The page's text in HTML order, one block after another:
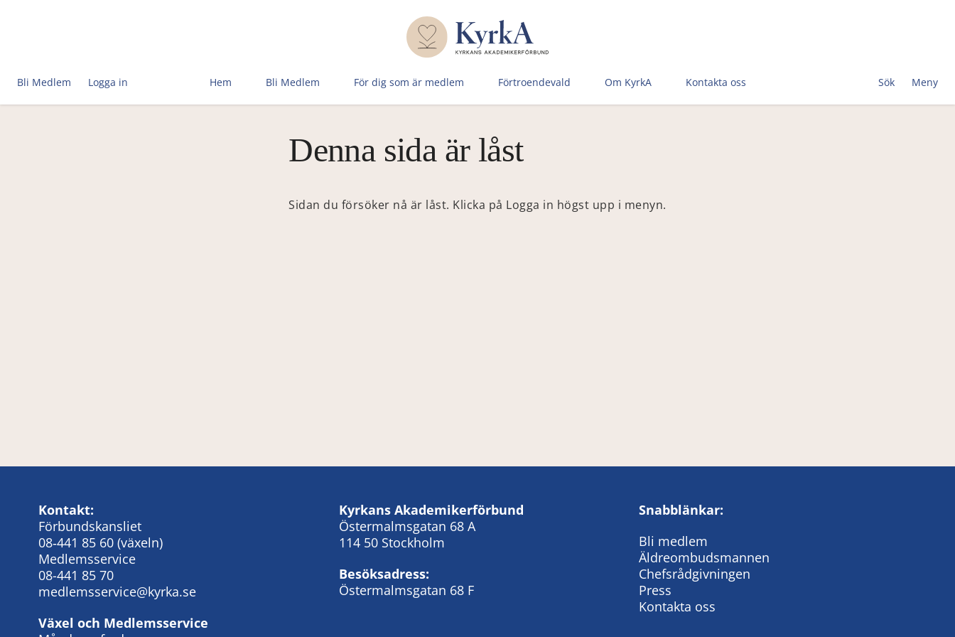
Bli Medlem Logga in Hem Bli Medlem För dig som är medlem Förtroen­devald Om KyrkA Kontakta oss Sök Meny
Denna sida är låst
Sidan du försöker nå är låst. Klicka på Logga in högst upp i menyn.
Kontakt:
Förbundskansliet
08‑441 85 60 (växeln)
Medlemsservice
08-441 85 70
medlemsservice@kyrka.se
Växel och Medlemsservice
Kyrkans Akademikerförbund
Östermalmsgatan 68 A
114 50 Stockholm
Besöksadress:
Östermalmsgatan 68 F
Snabblänkar:
Bli medlem
Äldreombudsmannen
Chefsrådgivningen
Press
Kontakta oss